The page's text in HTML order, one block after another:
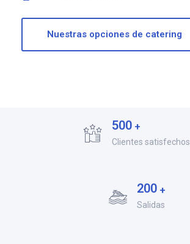
Nuestras opciones de catering
500 +
Clientes satisfechos
200 +
Salidas